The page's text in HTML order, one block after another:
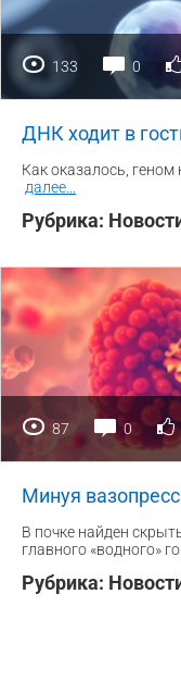
133 0
ДНК ходит в
Как оказалось, геном
далее
Рубрика:
87 0
Минуя
В почке найден
главного «водного»
Рубрика: